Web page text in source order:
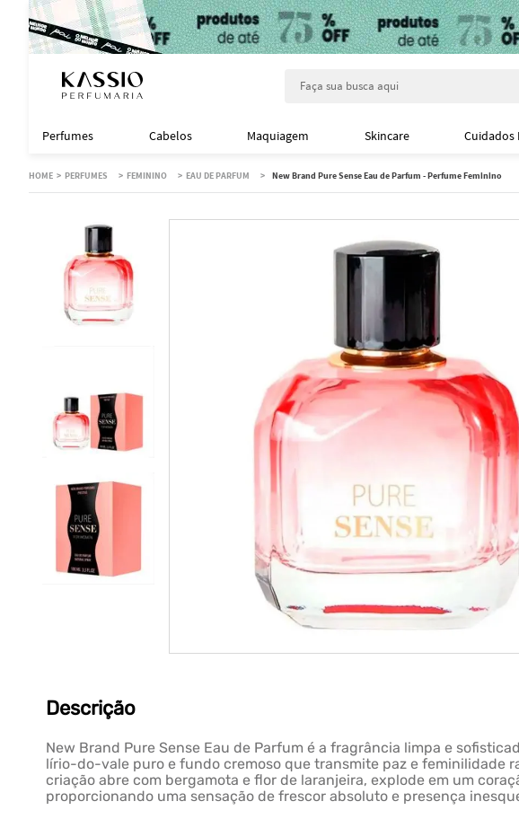
Perfumes Cabelos Maquiagem Skincare Cuidados
PERFUMES FEMININO EAU DE PARFUM New Brand Pure Sense Eau de Parfum - Perfume Feminino
Descrição
New Brand Pure Sense Eau de Parfum é a fragrância limpa e
lírio-do-vale puro e fundo cremoso que transmite paz e feminilidade
criação abre com bergamota e flor de laranjeira, explode em um
proporcionando uma sensação de frescor absoluto e presença